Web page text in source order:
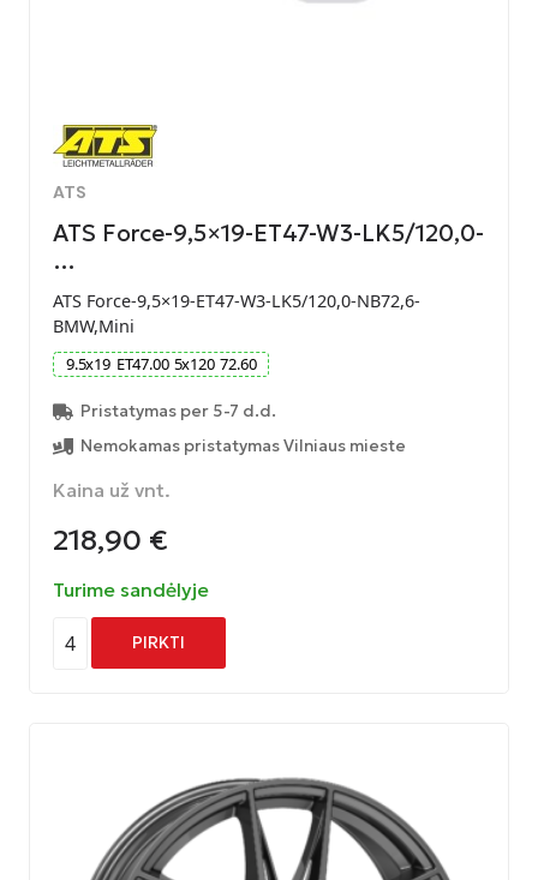
ATS
ATS Force-9,5×19-ET47-W3-LK5/120,0-
…
ATS Force-9,5×19-ET47-W3-LK5/120,0-NB72,6-
BMW,Mini
9.5x19 ET47.00 5x120 72.60
Pristatymas per 5-7 d.d.
Nemokamas pristatymas Vilniaus mieste
Kaina už vnt.
218,90 €
Turime sandėlyje
4 PIRKTI